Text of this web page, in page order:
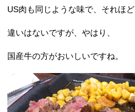
US肉も同じような味で、それほど
違いはないですが、やはり、
国産牛の方がおいしいですね。